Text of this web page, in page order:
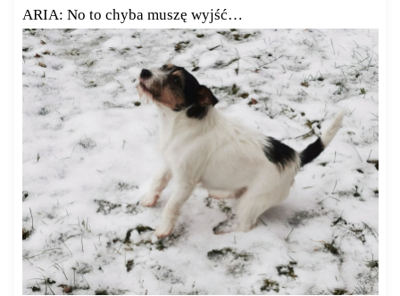
ARIA: No to chyba muszę wyjść…